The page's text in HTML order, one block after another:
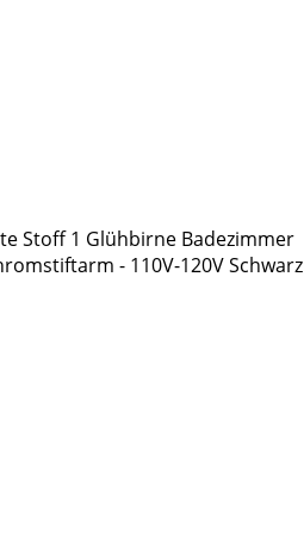
Stoff 1 Glühbirne Badezimmer
- 110V-120V Schwarz